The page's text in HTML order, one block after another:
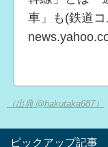
車」も(鉄道
（出典 @hakutaka687）
ピックアップ記事